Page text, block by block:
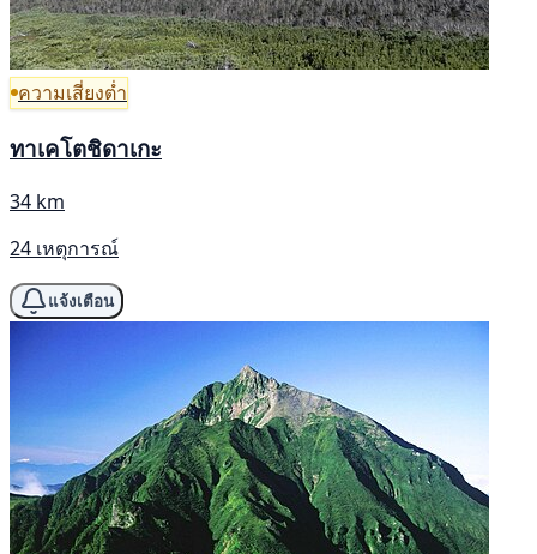
ความเสี่ยงต่ำ
ทาเคโตชิดาเกะ
34 km
24 เหตุการณ์
แจ้งเตือน